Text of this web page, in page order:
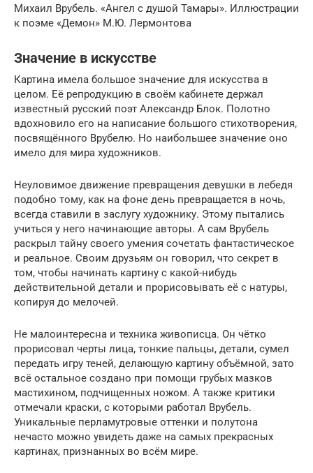
Михаил Врубель. «Ангел с душой Тамары». Иллюстрации
к поэме «Демон» М.Ю. Лермонтова
Значение в искусстве
Картина имела большое значение для искусства в
целом. Её репродукцию в своём кабинете держал
известный русский поэт Александр Блок. Полотно
вдохновило его на написание большого стихотворения,
посвящённого Врубелю. Но наибольшее значение оно
имело для мира художников.
Неуловимое движение превращения девушки в лебедя
подобно тому, как на фоне день превращается в ночь,
всегда ставили в заслугу художнику. Этому пытались
учиться у него начинающие авторы. А сам Врубель
раскрыл тайну своего умения сочетать фантастическое
и реальное. Своим друзьям он говорил, что секрет в
том, чтобы начинать картину с какой-нибудь
действительной детали и прорисовывать её с натуры,
копируя до мелочей.
Не малоинтересна и техника живописца. Он чётко
прорисовал черты лица, тонкие пальцы, детали, сумел
передать игру теней, делающую картину объёмной, зато
всё остальное создано при помощи грубых мазков
мастихином, подчищенных ножом. А также критики
отмечали краски, с которыми работал Врубель.
Уникальные перламутровые оттенки и полутона
нечасто можно увидеть даже на самых прекрасных
картинах, признанных во всём мире.